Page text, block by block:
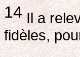
14Il a
fidèles,